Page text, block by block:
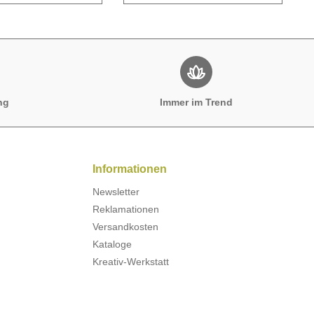
Immer im Trend
Informationen
Newsletter
Reklamationen
Versandkosten
Kataloge
Kreativ-Werkstatt